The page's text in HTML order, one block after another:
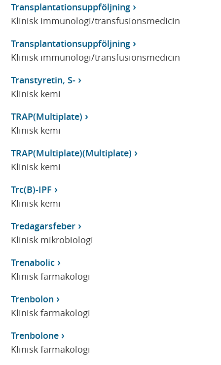
Transplantationsuppföljning
Klinisk immunologi/transfusionsmedicin
Transplantationsuppföljning
Klinisk immunologi/transfusionsmedicin
Transtyretin, S-
Klinisk kemi
TRAP(Multiplate)
Klinisk kemi
TRAP(Multiplate)(Multiplate)
Klinisk kemi
Trc(B)-IPF
Klinisk kemi
Tredagarsfeber
Klinisk mikrobiologi
Trenabolic
Klinisk farmakologi
Trenbolon
Klinisk farmakologi
Trenbolone
Klinisk farmakologi